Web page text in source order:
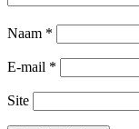
Naam *
E-mail *
Site